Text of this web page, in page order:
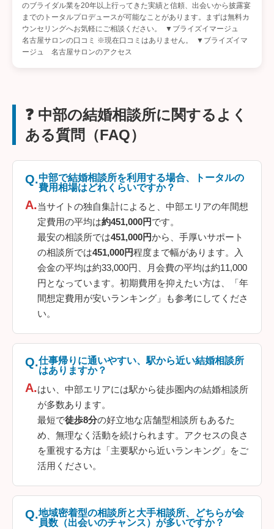
のブライダル業を20年以上行ってきた実績と信頼、出会いから披露宴
までのトータルプロデュースが可能なことがあります。まずは無料カ
ウンセリングへお気軽にご相談ください。 ▼ブライズイマージュ
名古屋サロンの口コミ ※現在口コミはありません。 ▼ブライズイマ
ージュ 名古屋サロンのアクセス
❓ 中部の結婚相談所に関するよく
ある質問（FAQ）
中部で結婚相談所を利用する場合、トータルの
費用相場はどれくらいですか？
当サイトの独自集計によると、中部エリアの年間想
定費用の平均は約451,000円です。
最安の相談所では451,000円から、手厚いサポート
の相談所では451,000円程度まで幅があります。入
会金の平均は約33,000円、月会費の平均は約11,000
円となっています。初期費用を抑えたい方は、「年
間想定費用が安いランキング」も参考にしてくださ
い。
仕事帰りに通いやすい、駅から近い結婚相談所
はありますか？
はい、中部エリアには駅から徒歩圏内の結婚相談所
が多数あります。
最短で徒歩8分の好立地な店舗型相談所もあるた
め、無理なく活動を続けられます。アクセスの良さ
を重視する方は「主要駅から近いランキング」をご
活用ください。
地域密着型の相談所と大手相談所、どちらが会
員数（出会いのチャンス）が多いですか？